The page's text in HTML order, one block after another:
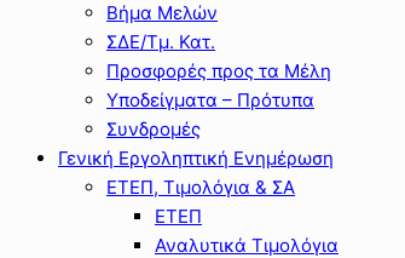
Βήμα Μελών
ΣΔΕ/Τμ. Κατ.
Προσφορές προς τα Μέλη
Υποδείγματα – Πρότυπα
Συνδρομές
Γενική Εργοληπτική Ενημέρωση
ΕΤΕΠ, Τιμολόγια & ΣΑ
ΕΤΕΠ
Αναλυτικά Τιμολόγια